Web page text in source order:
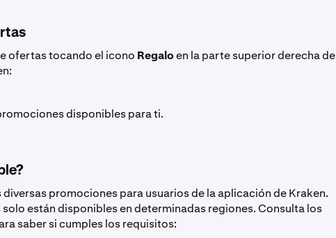
ofertas tocando el icono Regaloen la parte superior derecha de
disponibles para ti.
promociones para usuarios de la aplicación de Kraken.
están disponibles en determinadas regiones. Consulta los
saber si cumples los requisitos: